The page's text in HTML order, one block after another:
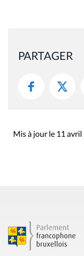
PARTAGER
Mis à jour le 11